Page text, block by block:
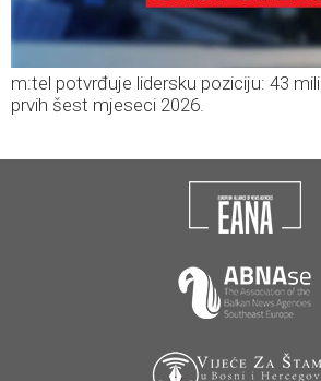
m:tel potvrđuje lidersku poziciju: 43
prvih šest mjeseci 2026.